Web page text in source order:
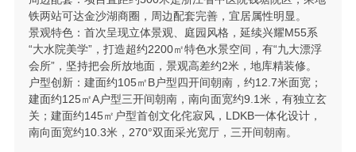
铁两站可达金沙湖商圈，周边配套完善，宜居属性明显。
景观特色：首次呈现立体景观、庭园风格，延续兴耀M55系
“大水院美学”，打造超约2200㎡特色水景空间，有“九大漂浮
会所”，坚持把会所放地面，景观高差约2米，地库精装修。
户型创新：建面约105㎡B户型四开间朝南，约12.7米面宽；
建面约125㎡A户型三开间朝南，南向面宽约9.1米，有独立玄
关；建面约145㎡户型首创文化侘寂风，LDKB一体化设计，
南向面宽约10.3米，270°双面采光宽厅，三开间朝南。